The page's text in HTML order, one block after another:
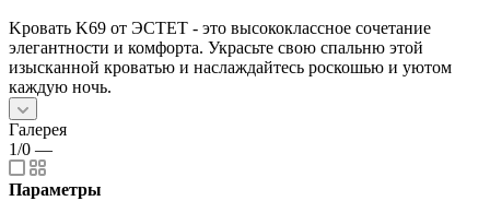
Kровать K69 от ЭСТЕТ - это высококлассное сочетание
элегантности и комфорта. Украсьте свою спальню этой
изысканной кроватью и наслаждайтесь роскошью и уютом
каждую ночь.
Галерея
1/0 —
Параметры